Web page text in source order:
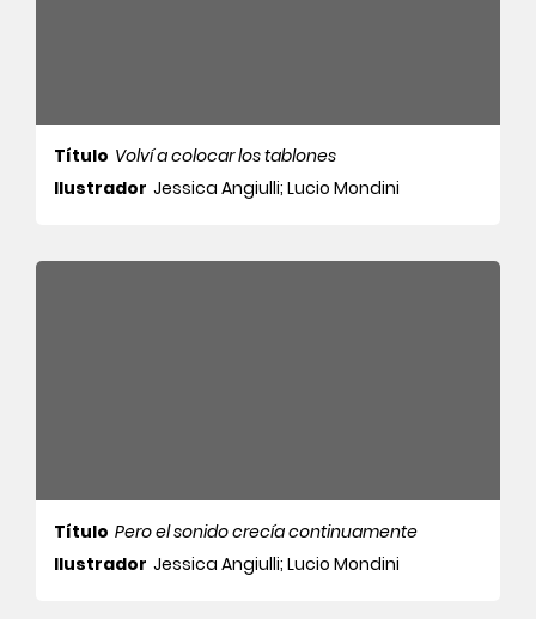
Título Volví a colocar los tablones
Ilustrador Jessica Angiulli; Lucio Mondini
Título Pero el sonido crecía continuamente
Ilustrador Jessica Angiulli; Lucio Mondini